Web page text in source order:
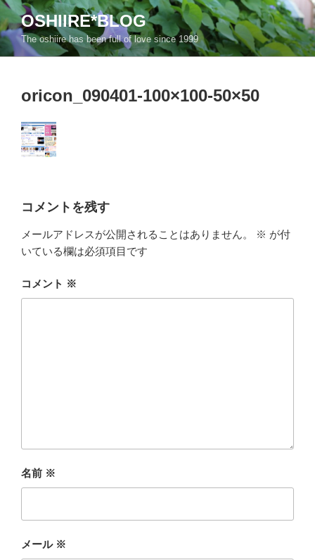
コ
ン
テ
ン
OSHIIRE*BLOG
The oshiire has been full of love since 1999
oricon_090401-100×100-50×50
コメントを残す
メールアドレスが公開されることはありません。 ※ が付
いている欄は必須項目です
コメント ※
名前 ※
メール ※